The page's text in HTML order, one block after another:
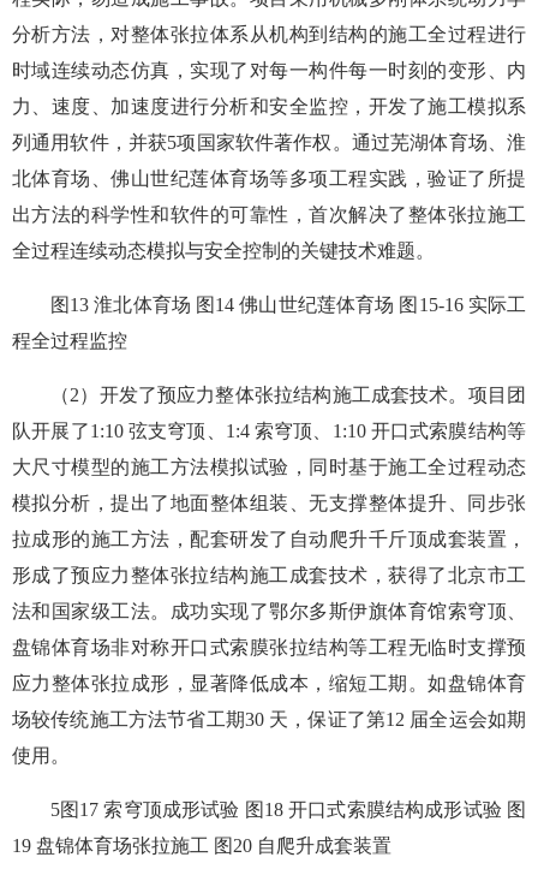
分析方法，对整体张拉体系从机构到结构的施工全过程进行
时域连续动态仿真，实现了对每一构件每一时刻的变形、内
力、速度、加速度进行分析和安全监控，开发了施工模拟系
列通用软件，并获5项国家软件著作权。通过芜湖体育场、淮
北体育场、佛山世纪莲体育场等多项工程实践，验证了所提
出方法的科学性和软件的可靠性，首次解决了整体张拉施工
全过程连续动态模拟与安全控制的关键技术难题。
图13 淮北体育场 图14 佛山世纪莲体育场 图15-16 实际工
程全过程监控
（2）开发了预应力整体张拉结构施工成套技术。项目团
队开展了1:10 弦支穹顶、1:4 索穹顶、1:10 开口式索膜结构等
大尺寸模型的施工方法模拟试验，同时基于施工全过程动态
模拟分析，提出了地面整体组装、无支撑整体提升、同步张
拉成形的施工方法，配套研发了自动爬升千斤顶成套装置，
形成了预应力整体张拉结构施工成套技术，获得了北京市工
法和国家级工法。成功实现了鄂尔多斯伊旗体育馆索穹顶、
盘锦体育场非对称开口式索膜张拉结构等工程无临时支撑预
应力整体张拉成形，显著降低成本，缩短工期。如盘锦体育
场较传统施工方法节省工期30 天，保证了第12 届全运会如期
使用。
5图17 索穹顶成形试验 图18 开口式索膜结构成形试验 图
19 盘锦体育场张拉施工 图20 自爬升成套装置